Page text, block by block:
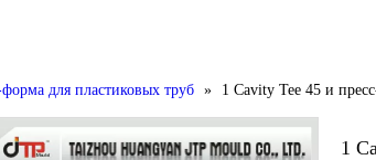
для пластиковых труб » 1 Cavity Tee 45 и
1